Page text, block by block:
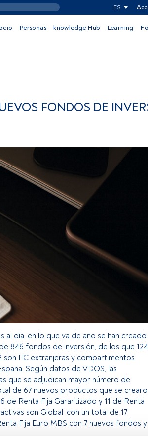
ES
Personas knowledge Hub Learning
FONDOS DE
al día, en lo que va de año se han creado
846 fondos de inversión, de los que 124
son IIC extranjeras y compartimentos
Según datos de VDOS, las
que se adjudican mayor número de
de 67 nuevos productos que se
de Renta Fija Garantizado y 11 de Renta
son Global, con un total de 17
Fija Euro MBS con 7 nuevos fondos y